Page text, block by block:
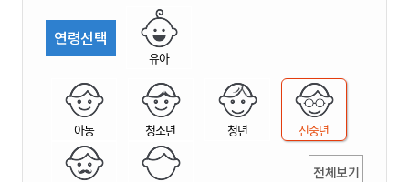
연령선택
유아
아동 청소년 청년 신중년
전체보기